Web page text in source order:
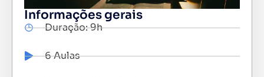
Informações gerais
Duração: 9h
6 Aulas